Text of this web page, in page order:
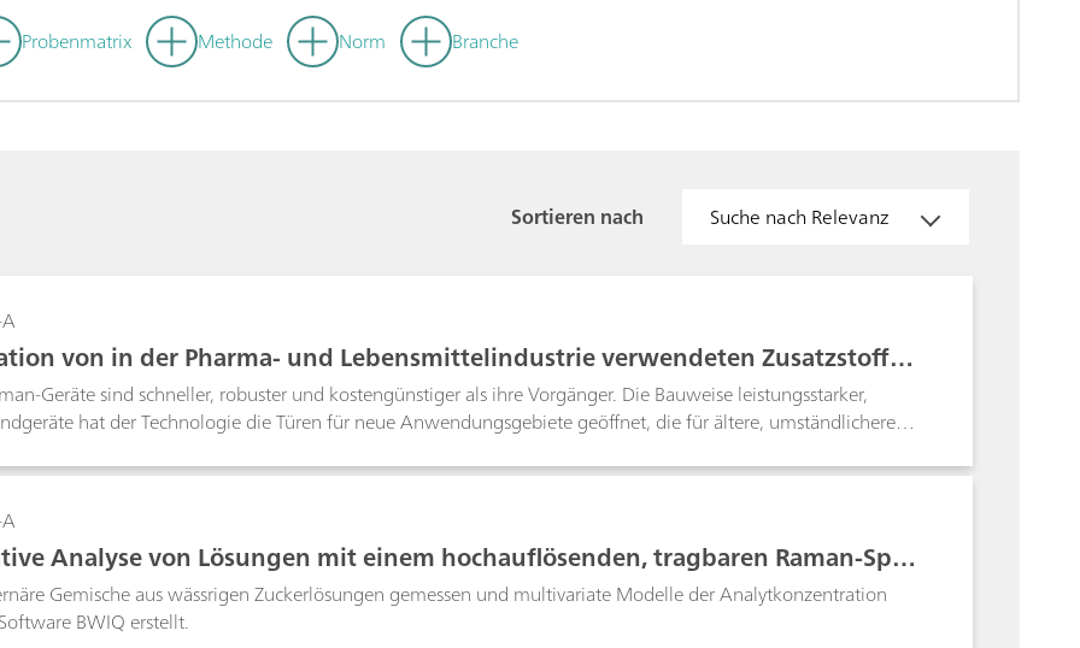
Probenmatrix Methode Norm Branche
Sortieren nach Suche nach Relevanz
von in der Pharma- und Lebensmittelindustrie verwendeten Zusatzstoffen
Handspektrometer NanoRam
Geräte sind schneller, robuster und kostengünstiger als ihre Vorgänger. Die Bauweise leistungsstarker,
hat der Technologie die Türen für neue Anwendungsgebiete geöffnet, die für ältere, umständlichere
Selektivität des Verfahrens hervorragend für pharmazeutische Anwendungen wie das Testen von
Analyse von Lösungen mit einem hochauflösenden, tragbaren Raman-Spek
Gemische aus wässrigen Zuckerlösungen gemessen und multivariate Modelle der Analytkonzentration
BWIQ erstellt.